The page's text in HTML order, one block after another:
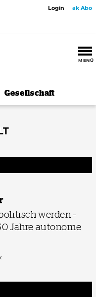
Login ak Abo
MENÜ
Gesellschaft
werden –
Jahre autonome